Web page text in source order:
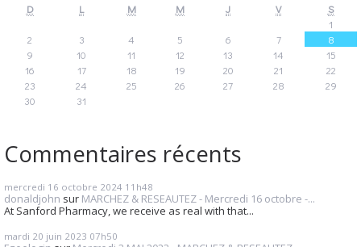
D L M M J V
S
1
2
3 4 5 6 7
8
9
10 11 12 13 14
15
16
17 18 19 20 21
22
23
24 25 26 27 28
29
30
31
Commentaires récents
mercredi 16 octobre 2024 11h48
donaldjohn sur MARCHEZ & RESEAUTEZ - Mercredi 16 octobre -...
At Sanford Pharmacy, we receive as real with that...
mardi 20 juin 2023 07h50